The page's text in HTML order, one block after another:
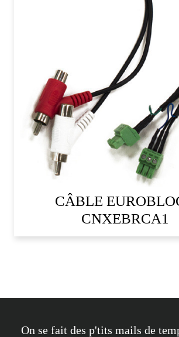
CÂBLE
CNXEBRCA1
On se fait des p'tits mails de